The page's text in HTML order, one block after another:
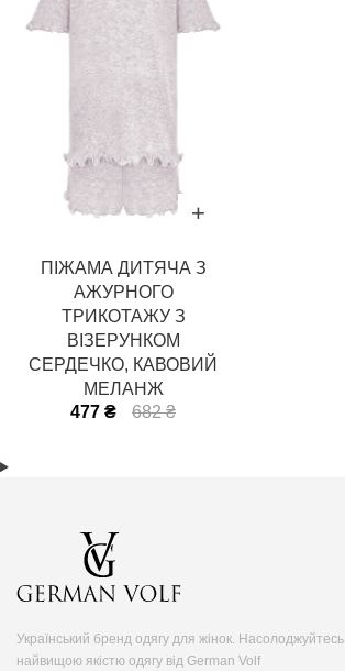
ПІЖАМА ДИТЯЧА З
АЖУРНОГО
ТРИКОТАЖУ З
ВІЗЕРУНКОМ
СЕРДЕЧКО, КАВОВИЙ
МЕЛАНЖ
477 ₴
682 ₴
Український бренд одягу для жінок. Насолоджуйтесь
найвищою якістю одягу від German Volf